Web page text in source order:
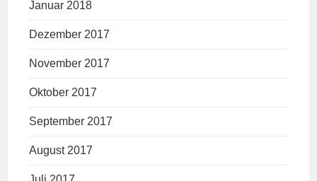
Januar 2018
Dezember 2017
November 2017
Oktober 2017
September 2017
August 2017